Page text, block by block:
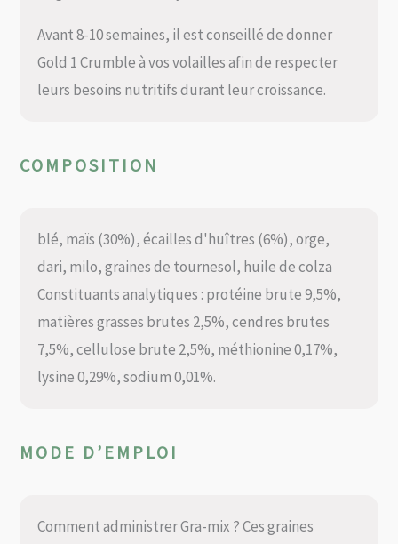
Avant 8-10 semaines, il est conseillé de donner
Gold 1 Crumble à vos volailles afin de respecter
leurs besoins nutritifs durant leur croissance.
COMPOSITION
blé, maïs (30%), écailles d'huîtres (6%), orge,
dari, milo, graines de tournesol, huile de colza
Constituants analytiques : protéine brute 9,5%,
matières grasses brutes 2,5%, cendres brutes
7,5%, cellulose brute 2,5%, méthionine 0,17%,
lysine 0,29%, sodium 0,01%.
MODE D’EMPLOI
Comment administrer Gra-mix ? Ces graines